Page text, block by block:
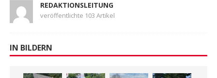
REDAKTIONSLEITUNG
veröffentlichte 103 Artikel
IN BILDERN